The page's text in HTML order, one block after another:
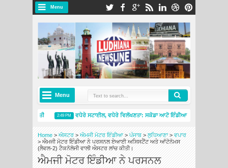
Menu
Menu
2:49 PM
ਵਧੇਰੇ ਸਟਾਈਲ, ਵਧੇਰੇ ਵਿਲੱਖਣਤਾ: ਸਕੋਡਾ ਆਟੋ ਇੰਡੀਆ ਨੇ ਸਲਾਵੀਆ ਮੋਂਟੇ
Home > ਐਸਟਰ > ਐਮਜੀ ਮੋਟਰ ਇੰਡੀਆ> ਪੰਜਾਬ > ਲੁਧਿਆਣਾ> ਵਪਾਰ
> ਐਮਜੀ ਮੋਟਰ ਇੰਡੀਆ ਨੇ ਪਰਸਨਲ ਏਆਈ ਅਸਿਸਟੈਂਟ ਅਤੇ ਆੱਟੋਨੋਮਸ
(ਲੈਵਲ-2) ਟੈਕਨੋਲੋਜੀ ਵਾਲੀ ਐਸਟਰ ਲਾਂਚ ਕੀਤੀ।
ਐਮਜੀ ਮੋਟਰ ਇੰਡੀਆ ਨੇ ਪਰਸਨਲ